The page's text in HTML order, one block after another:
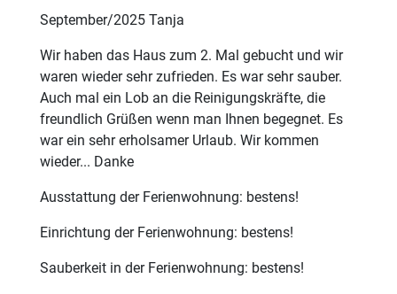
September/2025 Tanja
Wir haben das Haus zum 2. Mal gebucht und wir
waren wieder sehr zufrieden. Es war sehr sauber.
Auch mal ein Lob an die Reinigungskräfte, die
freundlich Grüßen wenn man Ihnen begegnet. Es
war ein sehr erholsamer Urlaub. Wir kommen
wieder... Danke
Ausstattung der Ferienwohnung: bestens!
Einrichtung der Ferienwohnung: bestens!
Sauberkeit in der Ferienwohnung: bestens!